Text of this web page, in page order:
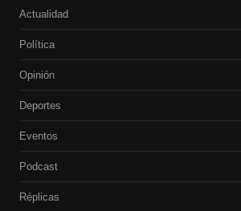
Actualidad
Política
Opinión
Deportes
Eventos
Podcast
Réplicas